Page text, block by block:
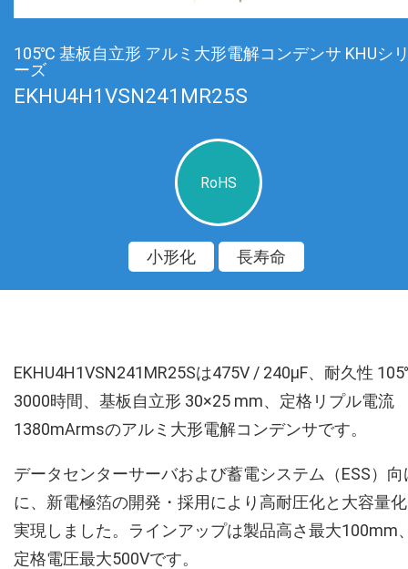
105℃ 基板自立形 アルミ大形電解コンデンサ KHUシ
ーズ
EKHU4H1VSN241MR25S
RoHS
小形化 長寿命
EKHU4H1VSN241MR25Sは475V / 240µF、耐久性
3000時間、基板自立形 30×25 mm、定格リプル電流
1380mArmsのアルミ大形電解コンデンサです。
データセンターサーバおよび蓄電システム（ESS）向
に、新電極箔の開発・採用により高耐圧化と大容量
実現しました。ラインアップは製品高さ最大100mm
定格電圧最大500Vです。